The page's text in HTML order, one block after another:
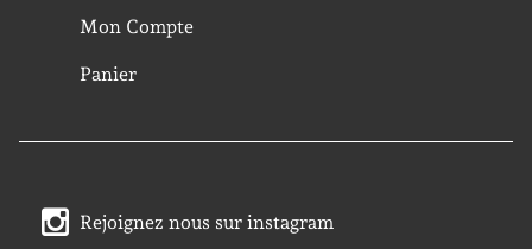
Mon Compte
Panier
Rejoignez nous sur instagram